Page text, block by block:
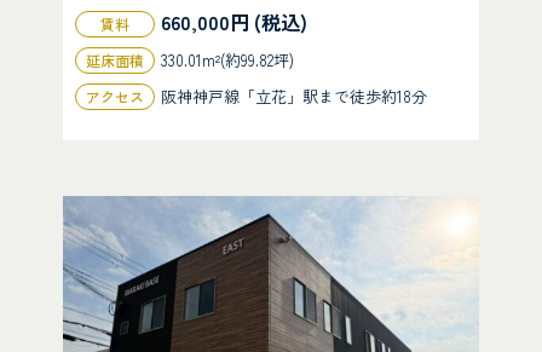
賃料 660,000円 (税込)
延床面積 330.01m²(約99.82坪)
アクセス 阪神神戸線「立花」駅まで徒歩約18分